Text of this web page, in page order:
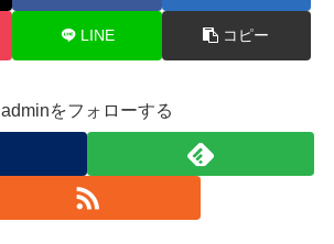
LINE コピー
adminをフォローする